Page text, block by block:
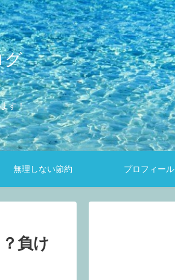
グ
す！
無理しない節約 プロフィール
負け